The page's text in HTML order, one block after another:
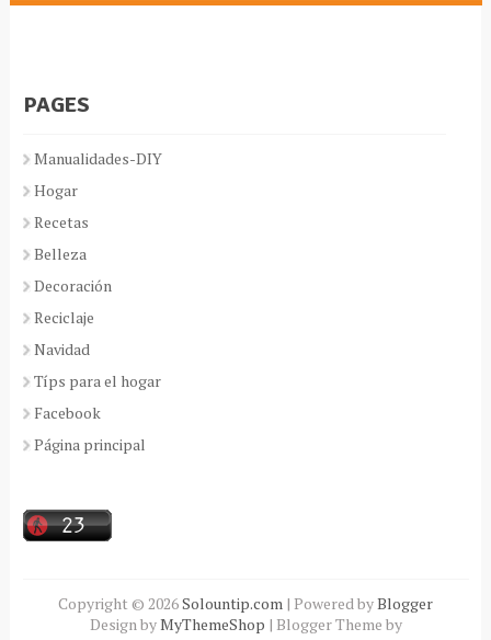
PAGES
Manualidades-DIY
Hogar
Recetas
Belleza
Decoración
Reciclaje
Navidad
Típs para el hogar
Facebook
Página principal
Copyright © 2026Solountip.com | Powered byBlogger
Design byMyThemeShop | Blogger Theme by